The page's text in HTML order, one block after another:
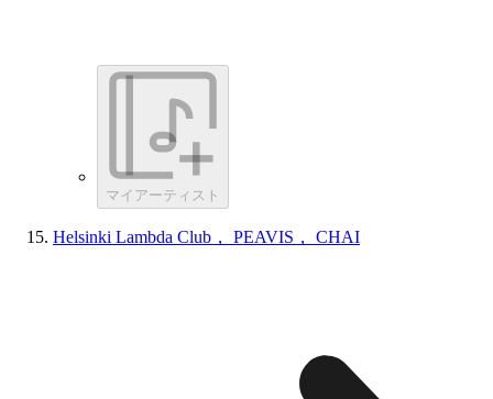
マイアーティスト
Helsinki Lambda Club， PEAVIS， CHAI